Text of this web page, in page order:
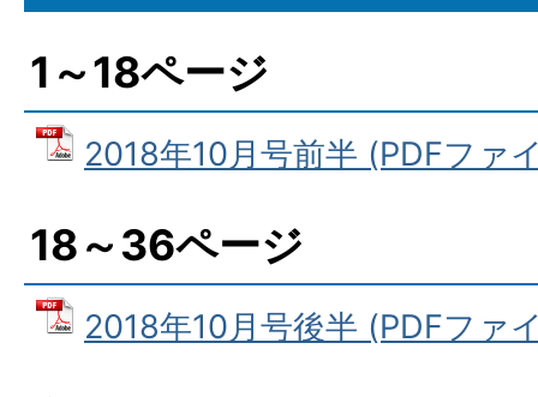
1～18ページ
2018年10月号前半 (PDFファ
18～36ページ
2018年10月号後半 (PDFファ